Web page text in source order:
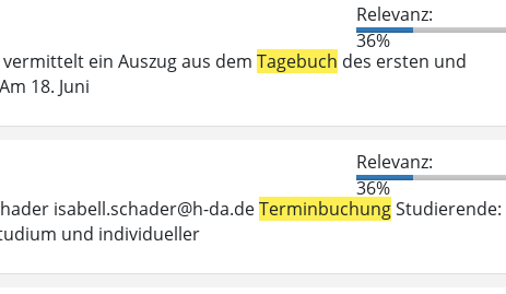
Relevanz:
36%
ein Auszug aus dem Tagebuch des ersten und
18. Juni
Relevanz:
36%
isabell.schader@h-da.deTerminbuchungStudierende:
und individueller